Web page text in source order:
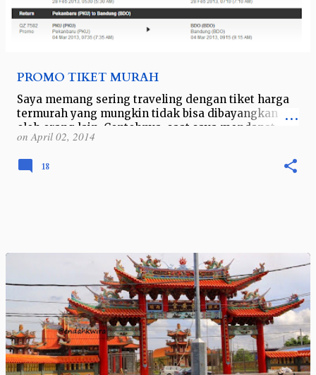
PROMO TIKET MURAH
Saya memang sering traveling dengan tiket harga
termurah yang mungkin tidak bisa dibayangkan
oleh orang lain. Contohnya, saat saya mendapat
tiket promo Bandung - Pekanbaru seharga…
onApril 02, 2014
18